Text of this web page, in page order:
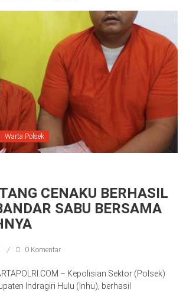
Warta Polsek
CENAKU BERHASIL
SABU BERSAMA
0 Komentar
– Kepolisian Sektor (Polsek)
Indragiri Hulu (Inhu), berhasil